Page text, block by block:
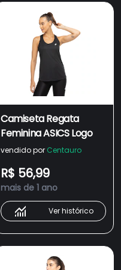
Camiseta Regata
Feminina ASICS Logo
vendido por Centauro
R$ 56,99
mais de 1 ano
Ver histórico